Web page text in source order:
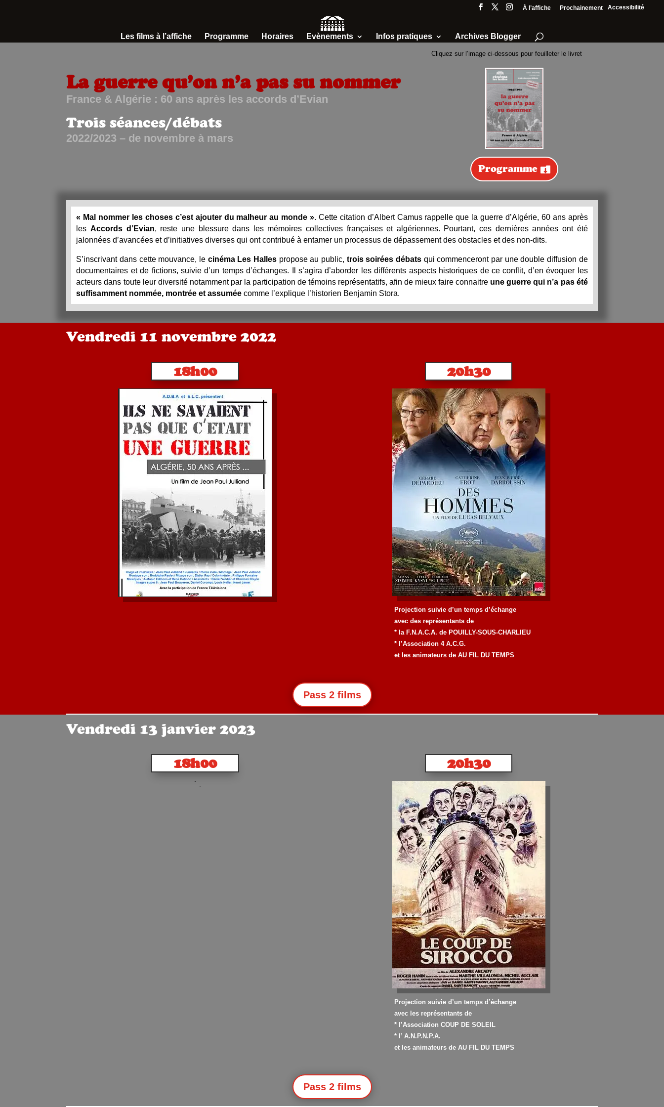
Accessibilité
À l’affiche Prochainement
Les films à l’affiche Programme Horaires Evènements Infos pratiques Archives Blogger
La guerre qu’on n’a pas su nommer
France & Algérie : 60 ans après les accords d’Evian
Trois séances/débats
2022/2023 – de novembre à mars
Cliquez sur l’image ci-dessous pour feuilleter le livret
Programme
« Mal nommer les choses c’est ajouter du malheur au monde ». Cette citation d’Albert Camus rappelle que la guerre d’Algérie, 60 ans après
lesAccords d’Evian, reste une blessure dans les mémoires collectives françaises et algériennes. Pourtant, ces dernières années ont été
jalonnées d’avancées et d’initiatives diverses qui ont contribué à entamer un processus de dépassement des obstacles et des non-dits.
S’inscrivant dans cette mouvance, le cinéma Les Halles propose au public, trois soirées débats qui commenceront par une double diffusion de
documentaires et de fictions, suivie d’un temps d’échanges. Il s’agira d’aborder les différents aspects historiques de ce conflit, d’en évoquer les
acteurs dans toute leur diversité notamment par la participation de témoins représentatifs, afin de mieux faire connaitre une guerre qui n’a pas été
suffisamment nommée, montrée et assumée comme l’explique l’historien Benjamin Stora.
Vendredi 11 novembre 2022
18h00 20h30
Projection suivie d’un temps d’échange
avec des représentants de
* la F.N.A.C.A. de POUILLY-SOUS-CHARLIEU
* l’Association 4 A.C.G.
et les animateurs de AU FIL DU TEMPS
Pass 2 films
Vendredi 13 janvier 2023
18h00 20h30
Projection suivie d’un temps d’échange
avec les représentants de
* l’Association COUP DE SOLEIL
* l’ A.N.P.N.P.A.
et les animateurs de AU FIL DU TEMPS
Pass 2 films